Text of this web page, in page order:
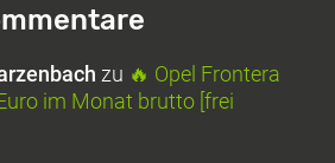
zu 🔥 Opel Frontera
im Monat brutto [frei